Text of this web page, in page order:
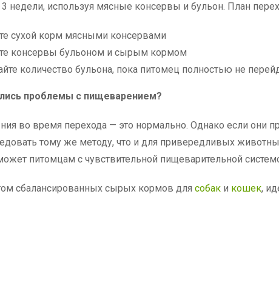
3 недели, используя мясные консервы и бульон. План
сухой корм мясными консервами
консервы бульоном и сырым кормом
количество бульона, пока питомец полностью не
проблемы с пищеварением?
во время перехода — это нормально. Однако если
тому же методу, что и для привередливых
питомцам с чувствительной пищеварительной
сбалансированных сырых кормов для собак и кошек,